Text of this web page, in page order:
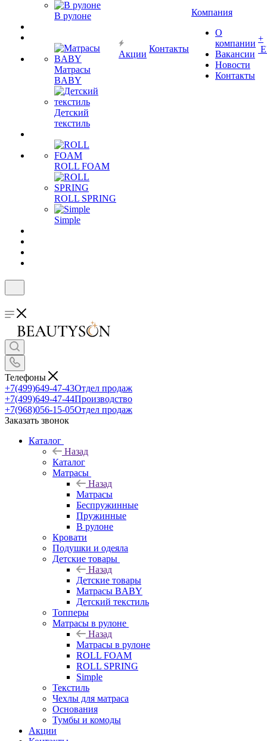
В рулоне
Матрасы
BABY
Детский
текстиль
ROLL FOAM
ROLL SPRING
Simple
Акции
Контакты
Компания
О
компании
Вакансии
Новости
Контакты
+
Телефоны
+7(499)649-47-43Отдел продаж
+7(499)649-47-44Производство
+7(968)056-15-05Отдел продаж
Заказать звонок
Каталог
Назад
Каталог
Матрасы
Назад
Матрасы
Беспружинные
Пружинные
В рулоне
Кровати
Подушки и одеяла
Детские товары
Назад
Детские товары
Матрасы BABY
Детский текстиль
Топперы
Матрасы в рулоне
Назад
Матрасы в рулоне
ROLL FOAM
ROLL SPRING
Simple
Текстиль
Чехлы для матраса
Основания
Тумбы и комоды
Акции